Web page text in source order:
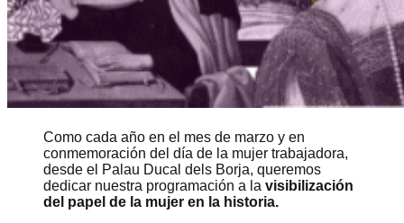
Como cada año en el mes de marzo y en
conmemoración del día de la mujer trabajadora,
desde el Palau Ducal dels Borja, queremos
dedicar nuestra programación a la visibilización
del papel de la mujer en la historia.